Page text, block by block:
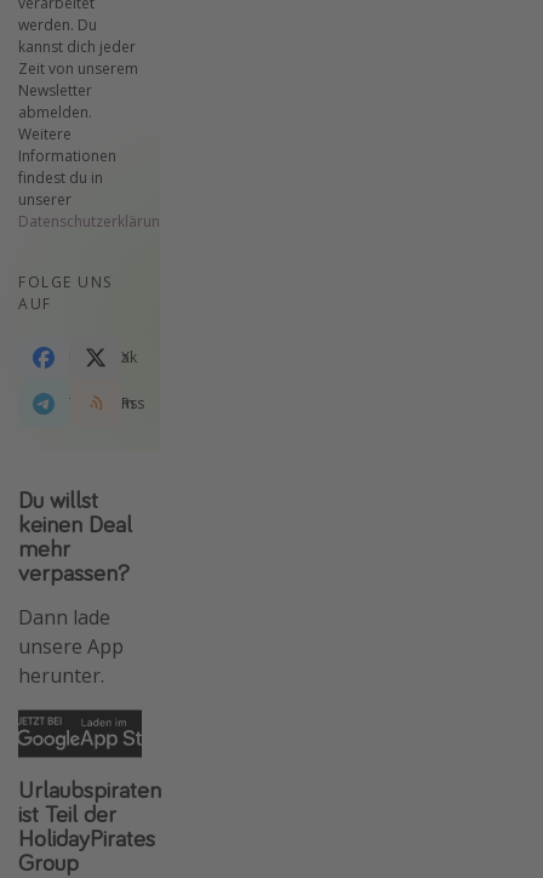
werden. Du
kannst dich jeder
Zeit von unserem
Newsletter
abmelden.
Weitere
Informationen
findest du in
unserer
Datenschutzerklärung
FOLGE UNS
AUF
Facebook
X
TelegramRss
Du willst
keinen Deal
mehr
verpassen?
Dann lade
unsere App
herunter.
Urlaubspiraten
ist Teil der
HolidayPirates
Group